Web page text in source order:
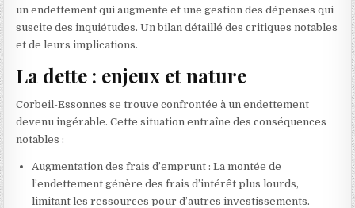
un endettement qui augmente et une gestion des dépenses qui
suscite des inquiétudes. Un bilan détaillé des critiques notables
et de leurs implications.
La dette : enjeux et nature
Corbeil-Essonnes se trouve confrontée à un endettement
devenu ingérable. Cette situation entraîne des conséquences
notables :
Augmentation des frais d’emprunt : La montée de
l’endettement génère des frais d’intérêt plus lourds,
limitant les ressources pour d’autres investissements.